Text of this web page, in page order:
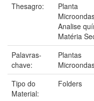
Thesagro:
Planta
Analise
Matéria
Palavras-
chave:
Plantas
Tipo do
Material:
Folders